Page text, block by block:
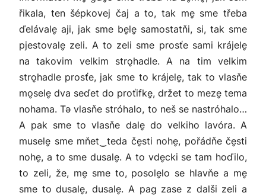
řikala, ten šépkovej čaj a to, tak me̬ sme třeba
ďelávale̬ aji, jak sme be̬le̬ samostatňi, si, tak sme
pjestovale̬ zeli. A to zeli sme prosťe sami krájele̬
na takovim velkim stro̬hadle. A na tim velkim
stro̬hadle prosťe, jak sme to krájele̬, tak to vlasňe
mo̬sele̬ dva seďet do proťifke̬, držet to meze̬ tema
nohama. Tə vlasňe stróhalo, to neš se nastróhalo…
A pak sme to vlasňe dale̬ do velkiho lavóra. A
musele̬ sme mňet‿teda če̬sti nohe̬, pořádňe če̬sti
nohe̬, a to sme dusale̬. A to vde̬cki se tam hoďilo,
to zeli, že, me̬ sme to, posole̬lo se hlavňe a me̬
sme to dusale̬, dusale̬. A pag zase z dalši zeli a